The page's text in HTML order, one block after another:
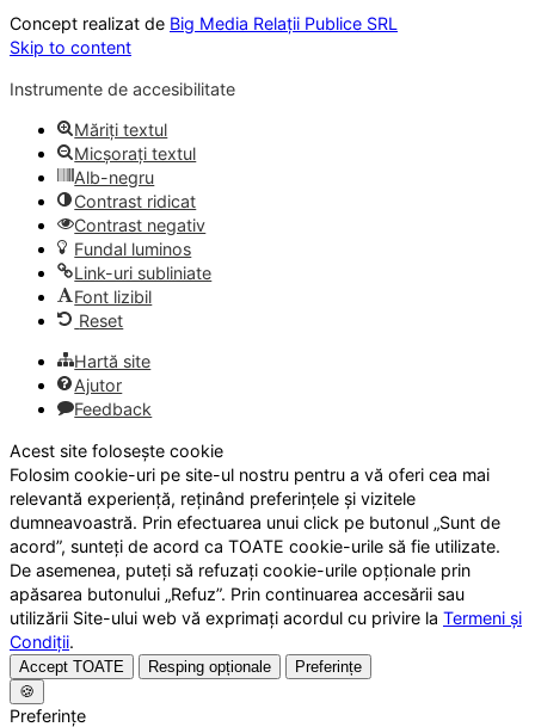
Concept realizat de Big Media Relații Publice SRL
Skip to content
Instrumente de accesibilitate
Măriți textul
Micșorați textul
Alb-negru
Contrast ridicat
Contrast negativ
Fundal luminos
Link-uri subliniate
Font lizibil
Reset
Hartă site
Ajutor
Feedback
Acest site folosește cookie
Folosim cookie-uri pe site-ul nostru pentru a vă oferi cea mai
relevantă experiență, reținând preferințele și vizitele
dumneavoastră. Prin efectuarea unui click pe butonul „Sunt de
acord”, sunteți de acord ca TOATE cookie-urile să fie utilizate.
De asemenea, puteți să refuzați cookie-urile opționale prin
apăsarea butonului „Refuz”. Prin continuarea accesării sau
utilizării Site-ului web vă exprimați acordul cu privire la Termeni și
Condiții.
Accept TOATE Resping opționale
Preferințe
🍪
Preferințe